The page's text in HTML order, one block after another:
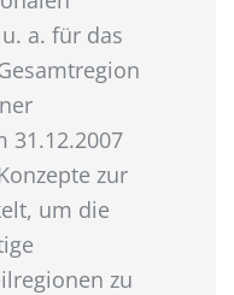
a. für das
31.12.2007
zur
um die
zu